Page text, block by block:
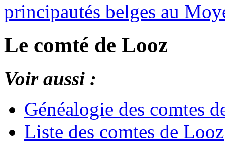
principautés belges au
Le comté de Looz
Voir aussi :
Généalogie des comtes
Liste des comtes de Looz